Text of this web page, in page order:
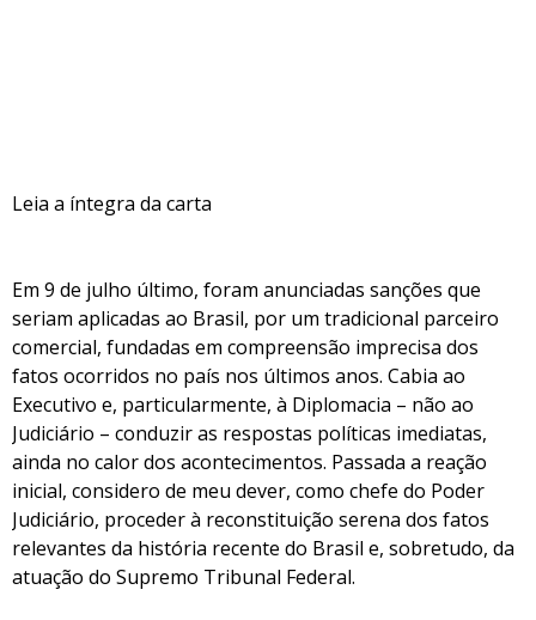
Leia a íntegra da carta
Em 9 de julho último, foram anunciadas sanções que
seriam aplicadas ao Brasil, por um tradicional parceiro
comercial, fundadas em compreensão imprecisa dos
fatos ocorridos no país nos últimos anos. Cabia ao
Executivo e, particularmente, à Diplomacia – não ao
Judiciário – conduzir as respostas políticas imediatas,
ainda no calor dos acontecimentos. Passada a reação
inicial, considero de meu dever, como chefe do Poder
Judiciário, proceder à reconstituição serena dos fatos
relevantes da história recente do Brasil e, sobretudo, da
atuação do Supremo Tribunal Federal.